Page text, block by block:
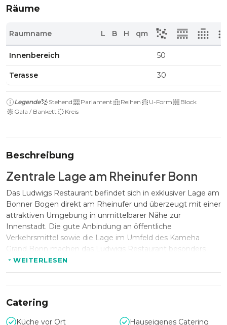
Räume
Raumname L B H qm
Innenbereich 50
Terasse 30
Legende Stehend Parlament Reihen U-Form
Block
Gala / Bankett
Kreis
Beschreibung
Zentrale Lage am Rheinufer Bonn
Das Ludwigs Restaurant befindet sich in exklusiver Lage am
Bonner Bogen direkt am Rheinufer und überzeugt mit einer
attraktiven Umgebung in unmittelbarer Nähe zur
Innenstadt. Die gute Anbindung an öffentliche
Verkehrsmittel sowie die Lage im Umfeld des Kameha
Grand Bonn machen das Ludwigs Restaurant besonders
interessant für Firmenveranstaltungen mit regionalen und
überregionalen Gästen.
Kapazität & stilvolle Eventbereiche
WEITERLESEN
Catering
Küche vor Ort Hauseigenes Catering